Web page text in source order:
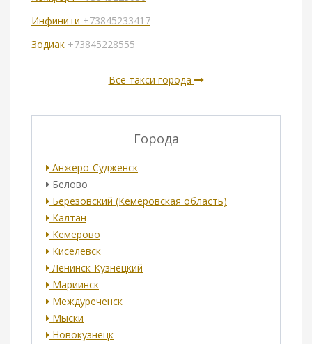
Инфинити +73845233417
Зодиак +73845228555
Все такси города
Города
Анжеро-Судженск
Белово
Берёзовский (Кемеровская область)
Калтан
Кемерово
Киселевск
Ленинск-Кузнецкий
Мариинск
Междуреченск
Мыски
Новокузнецк